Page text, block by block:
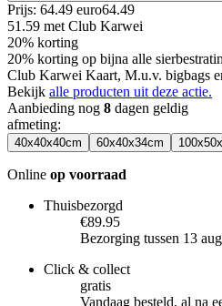
Prijs: 64.49 euro64.49
51.59 met Club Karwei
20% korting
20% korting op bijna alle
Club Karwei Kaart, M.u.v. bigbags
Bekijk alle producten uit deze actie.
Aanbieding nog 8 dagen geldig
afmeting:
40x40x40cm 60x40x34cm
Online op voorraad
Thuisbezorgd
€89.95
Bezorging tussen 13
Click & collect
gratis
Vandaag besteld, al na